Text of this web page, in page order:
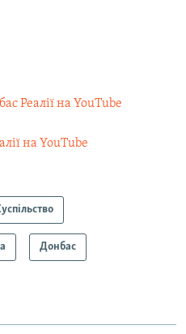
Реалії на YouTube
на YouTube
Донбас